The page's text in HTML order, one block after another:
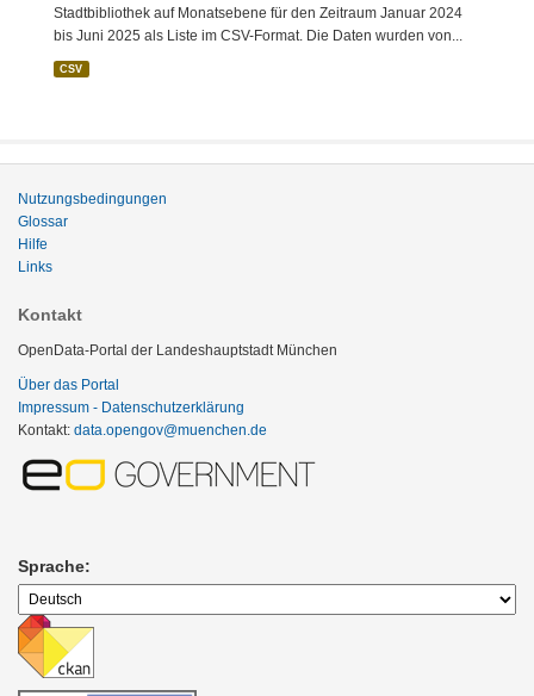
Stadtbibliothek auf Monatsebene für den Zeitraum Januar 2024
bis Juni 2025 als Liste im CSV-Format. Die Daten wurden von...
CSV
Nutzungsbedingungen
Glossar
Hilfe
Links
Kontakt
OpenData-Portal der Landeshauptstadt München
Über das Portal
Impressum - Datenschutzerklärung
Kontakt: data.opengov@muenchen.de
Sprache